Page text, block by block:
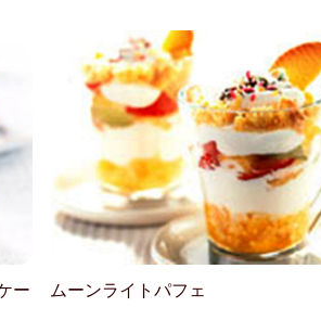
ー
ムーンライトパフェ